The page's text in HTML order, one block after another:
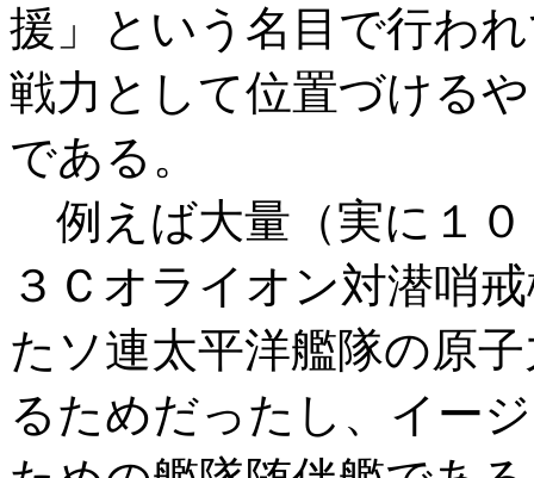
援」という名目で行わ
戦力として位置づける
である。
例えば大量（実に１０
３Ｃオライオン対潜哨
たソ連太平洋艦隊の原
るためだったし、イー